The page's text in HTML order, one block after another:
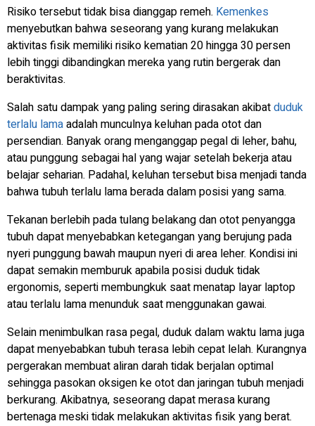
Risiko tersebut tidak bisa dianggap remeh. Kemenkes
menyebutkan bahwa seseorang yang kurang melakukan
aktivitas fisik memiliki risiko kematian 20 hingga 30 persen
lebih tinggi dibandingkan mereka yang rutin bergerak dan
beraktivitas.
Salah satu dampak yang paling sering dirasakan akibatduduk
terlalu lamaadalah munculnya keluhan pada otot dan
persendian. Banyak orang menganggap pegal di leher, bahu,
atau punggung sebagai hal yang wajar setelah bekerja atau
belajar seharian. Padahal, keluhan tersebut bisa menjadi tanda
bahwa tubuh terlalu lama berada dalam posisi yang sama.
Tekanan berlebih pada tulang belakang dan otot penyangga
tubuh dapat menyebabkan ketegangan yang berujung pada
nyeri punggung bawah maupun nyeri di area leher. Kondisi ini
dapat semakin memburuk apabila posisi duduk tidak
ergonomis, seperti membungkuk saat menatap layar laptop
atau terlalu lama menunduk saat menggunakan gawai.
Selain menimbulkan rasa pegal, duduk dalam waktu lama juga
dapat menyebabkan tubuh terasa lebih cepat lelah. Kurangnya
pergerakan membuat aliran darah tidak berjalan optimal
sehingga pasokan oksigen ke otot dan jaringan tubuh menjadi
berkurang. Akibatnya, seseorang dapat merasa kurang
bertenaga meski tidak melakukan aktivitas fisik yang berat.